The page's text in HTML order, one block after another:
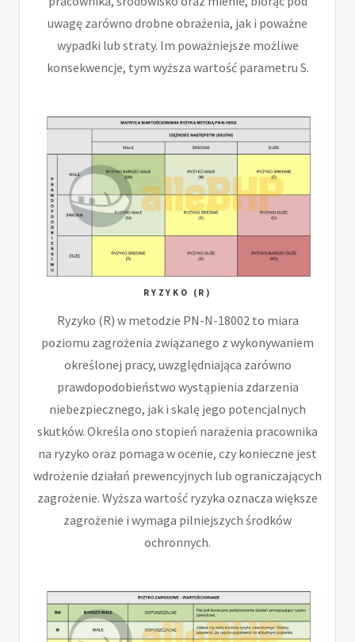
uwagę zarówno drobne obrażenia, jak i poważne
wypadki lub straty. Im poważniejsze możliwe
konsekwencje, tym wyższa wartość parametru S.
RYZYKO (R)
Ryzyko (R) w metodzie PN-N-18002 to miara
poziomu zagrożenia związanego z wykonywaniem
określonej pracy, uwzględniająca zarówno
prawdopodobieństwo wystąpienia zdarzenia
niebezpiecznego, jak i skalę jego potencjalnych
skutków. Określa ono stopień narażenia pracownika
na ryzyko oraz pomaga w ocenie, czy konieczne jest
wdrożenie działań prewencyjnych lub ograniczających
zagrożenie. Wyższa wartość ryzyka oznacza większe
zagrożenie i wymaga pilniejszych środków
ochronnych.